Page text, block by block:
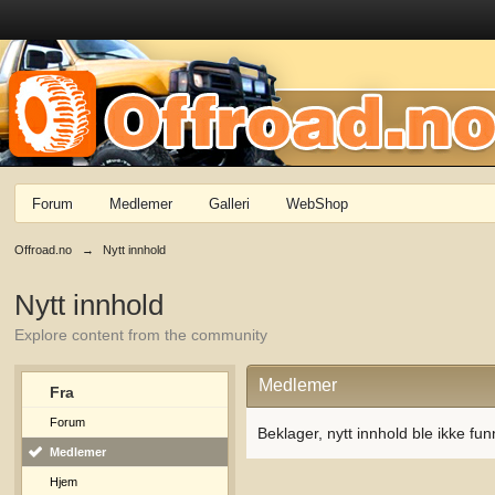
Forum Medlemer Galleri WebShop
Offroad.no → Nytt innhold
Nytt innhold
Explore content from the community
Fra
Forum
Medlemer
Hjem
Medlemer
Beklager, nytt innhold ble ikke